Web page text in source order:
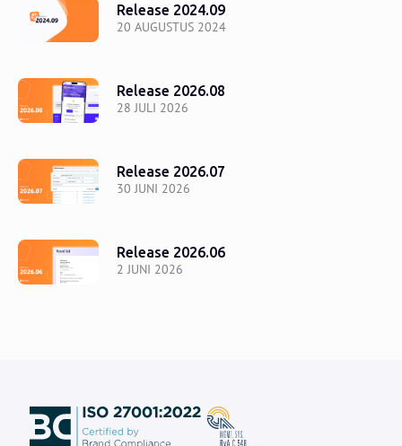
20 AUGUSTUS 2024
Release 2024.09
28 JULI 2026
Release 2026.08
30 JUNI 2026
Release 2026.07
2 JUNI 2026
Release 2026.06